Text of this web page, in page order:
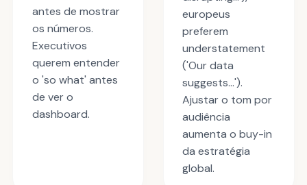
antes de mostrar
os números.
Executivos
querem entender
o 'so what' antes
de ver o
dashboard.
europeus
preferem
understatement
('Our data
suggests...').
Ajustar o tom por
audiência
aumenta o buy-in
da estratégia
global.